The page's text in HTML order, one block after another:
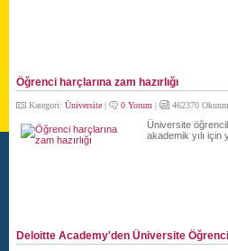
Öğrenci harçlarına zam hazırlığı
Kategori: Üniversite| 0 Yorum | 462370
Üniversite
akademik yılı için
Deloitte Academy'den Üniversite